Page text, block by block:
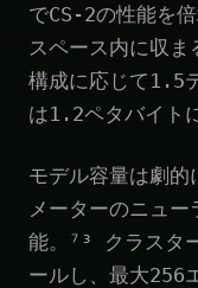
でCS-2の性能を
スペース内に収
構成に応じて1.5
は1.2ペタバイト
モデル容量は劇的
メーターのニュ
能。⁷³ クラスタ
ールし、最大256